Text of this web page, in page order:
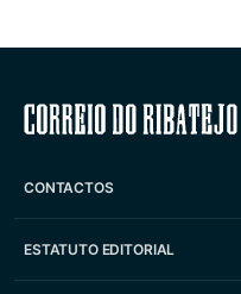
CONTACTOS
ESTATUTO EDITORIAL